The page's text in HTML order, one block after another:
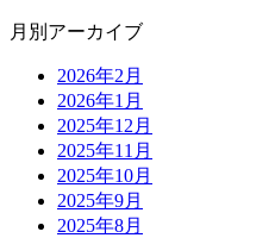
月別アーカイブ
2026年2月
2026年1月
2025年12月
2025年11月
2025年10月
2025年9月
2025年8月